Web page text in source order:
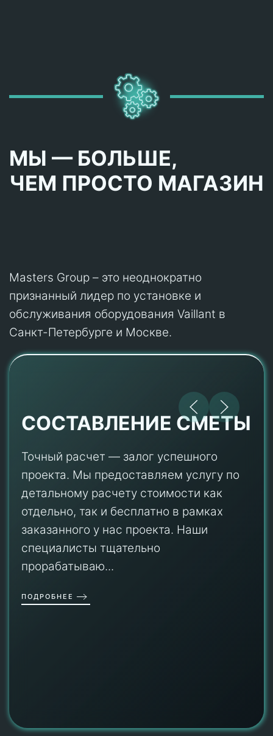
МЫ — БОЛЬШЕ,
ЧЕМ ПРОСТО МАГАЗИН
Masters Group – это неоднократно
признанный лидер по установке и
обслуживания оборудования Vaillant в
Санкт-Петербурге и Москве.
СОСТАВЛЕНИЕ СМЕТЫ
Точный расчет — залог успешного
проекта. Мы предоставляем услугу по
детальному расчету стоимости как
отдельно, так и бесплатно в рамках
заказанного у нас проекта. Наши
специалисты тщательно
прорабатываю...
ПОДРОБНЕЕ